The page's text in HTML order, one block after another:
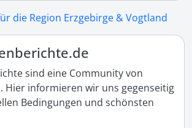
die Region Erzgebirge & Vogtland
sind eine Community von
Hier informieren wir uns gegenseitig
Bedingungen und schönsten